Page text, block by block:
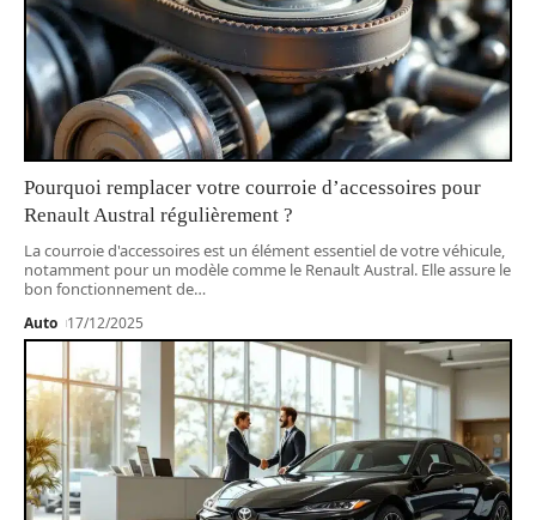
Pourquoi remplacer votre courroie d’accessoires pour
Renault Austral régulièrement ?
La courroie d'accessoires est un élément essentiel de votre véhicule,
notamment pour un modèle comme le Renault Austral. Elle assure le
bon fonctionnement de…
Auto 17/12/2025